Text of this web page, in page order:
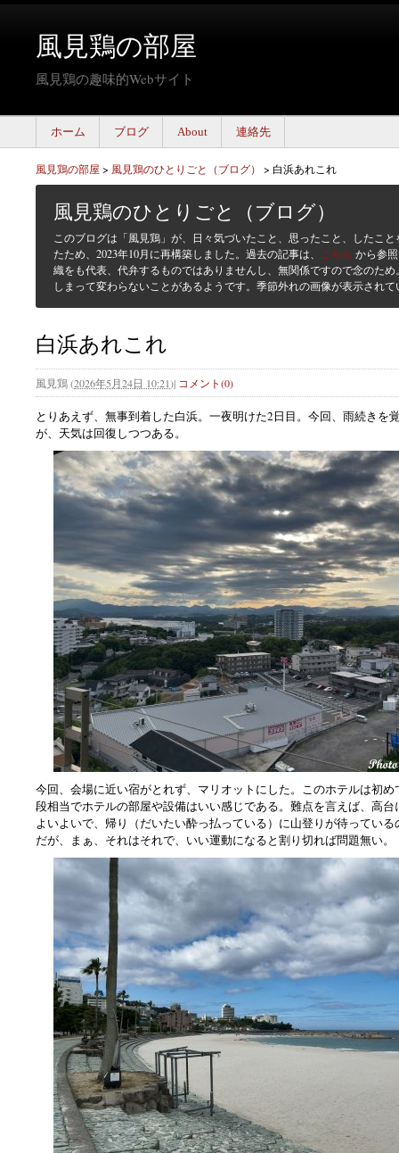
風見鶏の部屋
風見鶏の趣味的Webサイト
ホーム ブログ About 連絡先
風見鶏の部屋 > 風見鶏のひとりごと（ブログ） > 白浜あれこれ
風見鶏のひとりごと（ブログ）
このブログは「風見鶏」が、日々気づいたこと、思ったこと、したこ
たため、2023年10月に再構築しました。過去の記事は、 こちら から参
織をも代表、代弁するものではありませんし、無関係ですので念のた
しまって変わらないことがあるようです。季節外れの画像が表示され
白浜あれこれ
風見鶏(2026年5月24日 10:21)| コメント(0)
とりあえず、無事到着した白浜。一夜明けた2日目。今回、雨続きを
が、天気は回復しつつある。
今回、会場に近い宿がとれず、マリオットにした。このホテルは初
段相当でホテルの部屋や設備はいい感じである。難点を言えば、高
よいよいで、帰り（だいたい酔っ払っている）に山登りが待ってい
だが、まぁ、それはそれで、いい運動になると割り切れば問題無い。